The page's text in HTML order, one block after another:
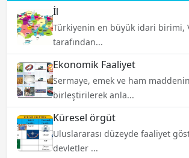
İl
Türkiyenin en büyük idari birimi,
tarafından...
Ekonomik Faaliyet
Sermaye, emek ve ham maddenin
birleştirilerek anla...
Küresel örgüt
Uluslararası düzeyde faaliyet
devletler ...